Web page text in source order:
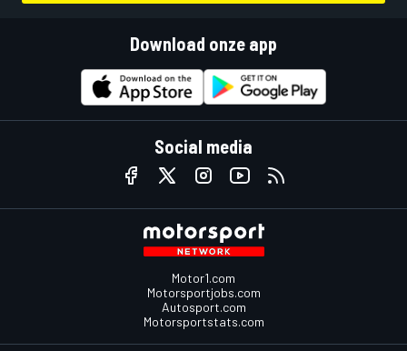
Download onze app
Social media
Motor1.com
Motorsportjobs.com
Autosport.com
Motorsportstats.com